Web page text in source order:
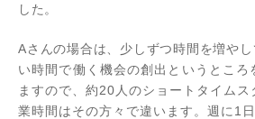
した。
Aさんの場合は、少しずつ時間を増や
い時間で働く機会の創出というところ
ますので、約20人のショートタイム
業時間はその方々で違います。週に1